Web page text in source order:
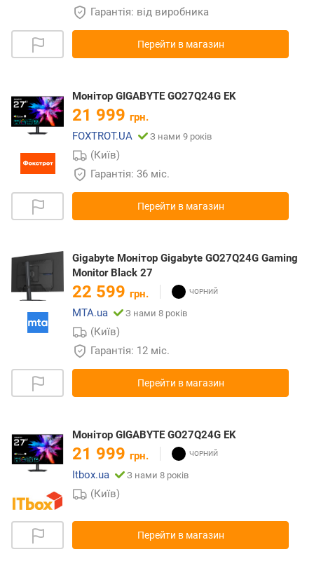
Гарантія: від виробника
Перейти в магазин
Монітор GIGABYTE GO27Q24G EK
21 999 грн.
FOXTROT.UA
З нами 9 років
(Київ)
Гарантія: 36 міс.
Перейти в магазин
Gigabyte Монітор Gigabyte GO27Q24G Gaming
Monitor Black 27
22 599 грн.
MTA.ua
З нами 8 років
(Київ)
Гарантія: 12 міс.
Перейти в магазин
Монітор GIGABYTE GO27Q24G EK
21 999 грн.
Itbox.ua
З нами 8 років
(Київ)
Перейти в магазин